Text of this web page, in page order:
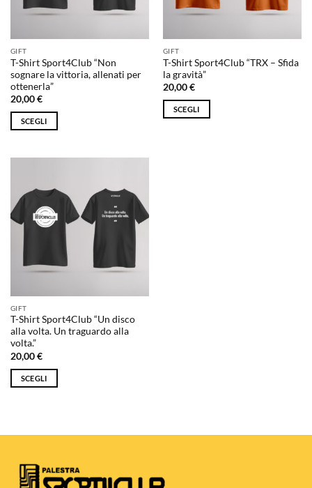
scelte
pagina
del
prodotto
scelte
pagina
del
prodotto
GIFT
T-Shirt Sport4Club “Non
sognare la vittoria, allenati per
ottenerla”
20,00€
SCEGLI
varianti.
Le
opzioni
essere
scelte
pagina
del
prodotto
GIFT
T-Shirt Sport4Club “TRX – Sfida
la gravità”
20,00€
SCEGLI
GIFT
T-Shirt Sport4Club “Un disco
alla volta. Un traguardo alla
volta.”
20,00€
SCEGLI
più
opzioni